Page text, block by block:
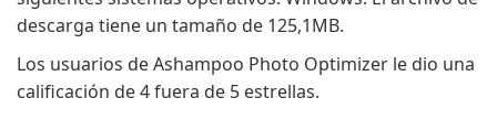
descarga tiene un tamaño de 125,1MB.
Los usuarios de Ashampoo Photo Optimizer le dio una
calificación de 4 fuera de 5 estrellas.